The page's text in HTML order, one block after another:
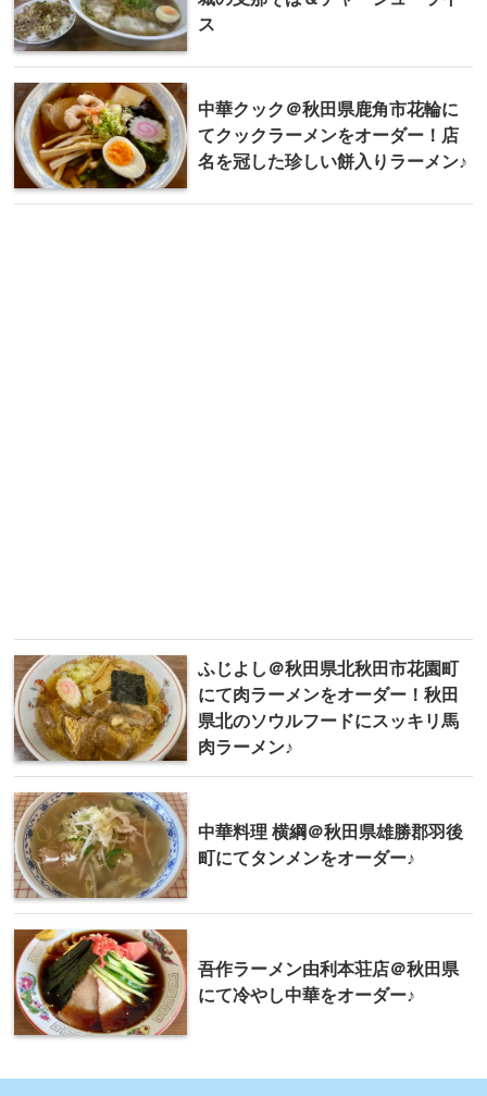
ス
中華クック＠秋田県鹿角市花輪に
てクックラーメンをオーダー！店
名を冠した珍しい餅入りラーメン♪
ふじよし＠秋田県北秋田市花園町
にて肉ラーメンをオーダー！秋田
県北のソウルフードにスッキリ馬
肉ラーメン♪
中華料理 横綱＠秋田県雄勝郡羽後
町にてタンメンをオーダー♪
吾作ラーメン由利本荘店＠秋田県
にて冷やし中華をオーダー♪